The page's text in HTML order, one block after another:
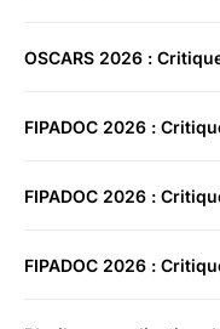
OSCARS 2026 :
FIPADOC 2026 :
FIPADOC 2026 :
FIPADOC 2026 :